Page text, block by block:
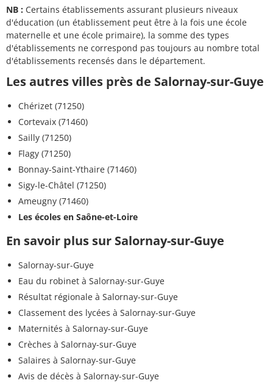
NB : Certains établissements assurant plusieurs niveaux
d'éducation (un établissement peut être à la fois une école
maternelle et une école primaire), la somme des types
d'établissements ne correspond pas toujours au nombre total
d'établissements recensés dans le département.
Les autres villes près de Salornay-sur-Guye
Chérizet (71250)
Cortevaix (71460)
Sailly (71250)
Flagy (71250)
Bonnay-Saint-Ythaire (71460)
Sigy-le-Châtel (71250)
Ameugny (71460)
Les écoles en Saône-et-Loire
En savoir plus sur Salornay-sur-Guye
Salornay-sur-Guye
Eau du robinet à Salornay-sur-Guye
Résultat régionale à Salornay-sur-Guye
Classement des lycées à Salornay-sur-Guye
Maternités à Salornay-sur-Guye
Crèches à Salornay-sur-Guye
Salaires à Salornay-sur-Guye
Avis de décès à Salornay-sur-Guye